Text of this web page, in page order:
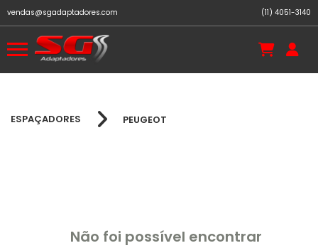
vendas@sgadaptadores.com (11) 4051-3140
ESPAÇADORES PEUGEOT
Não foi possível encontrar